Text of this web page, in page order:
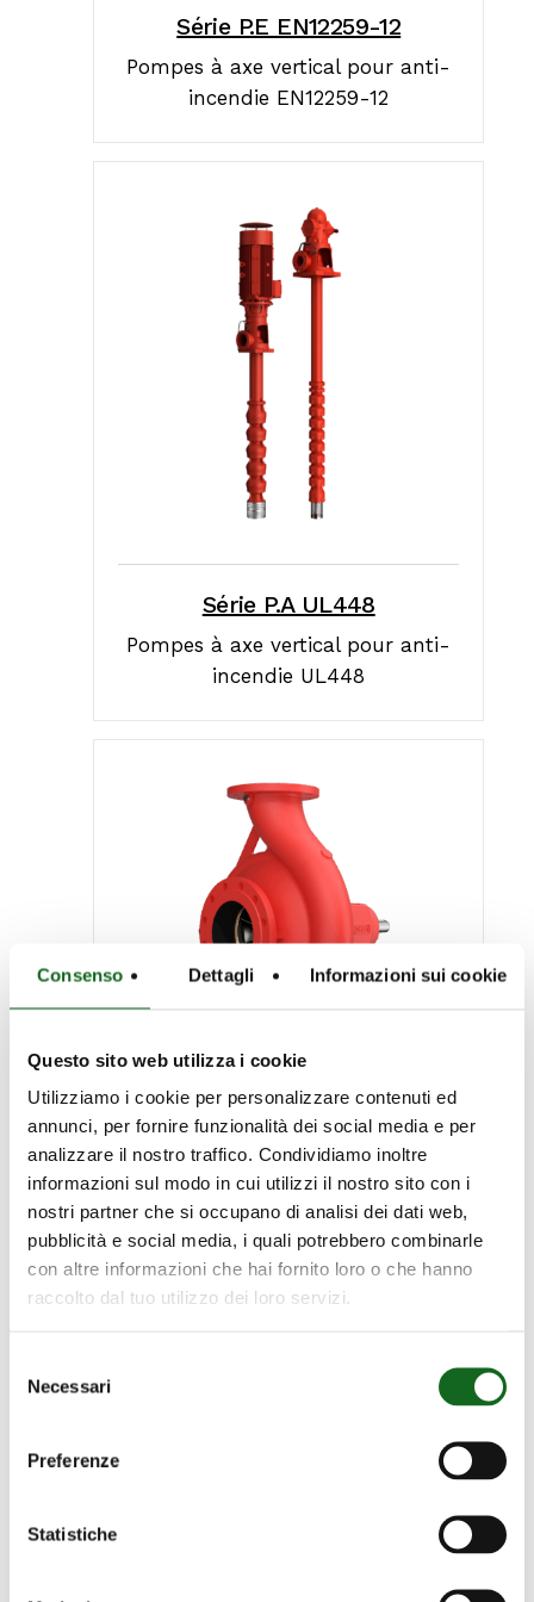
Consenso Dettagli Informazioni sui cookie
Questo sito web utilizza i cookie
Utilizziamo i cookie per personalizzare contenuti ed
annunci, per fornire funzionalità dei social media e per
analizzare il nostro traffico. Condividiamo inoltre
informazioni sul modo in cui utilizzi il nostro sito con i
nostri partner che si occupano di analisi dei dati web,
pubblicità e social media, i quali potrebbero combinarle
con altre informazioni che hai fornito loro o che hanno
raccolto dal tuo utilizzo dei loro servizi.
delNecessari
Preferenze
Statistiche
Série P.E EN12259-12
Pompes à axe vertical pour anti-
incendie EN12259-12
Série P.A UL448
Pompes à axe vertical pour anti-
incendie UL448
Série NC.E
Pompes anti-incendie EN 12259-
12